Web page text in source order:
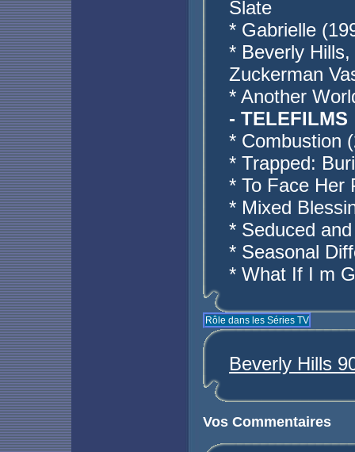
Slate
* Gabrielle
* Beverly
Zuckerman
* Another
- TELEFILMS
* Combustion
* Trapped:
* To Face Her
* Mixed
* Seduced
* Seasonal
* What If I m
Rôle dans les Séries TV
Beverly Hills
Vos Commentaires